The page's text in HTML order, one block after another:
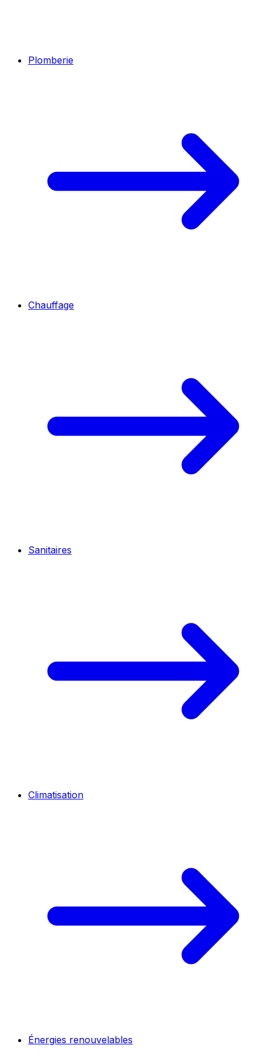
Plomberie
Chauffage
Sanitaires
Climatisation
Énergies renouvelables